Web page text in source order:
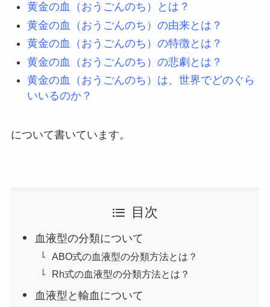
黄金の血（おうごんのち）とは？
黄金の血（おうごんのち）の由来とは？
黄金の血（おうごんのち）の特徴とは？
黄金の血（おうごんのち）の悲劇とは？
黄金の血（おうごんのち）は、世界でどのぐら
いいるのか？
について書いています。
目次
血液型の分類について
ABO式の血液型の分類方法とは？
Rh式の血液型の分類方法とは？
血液型と輸血について